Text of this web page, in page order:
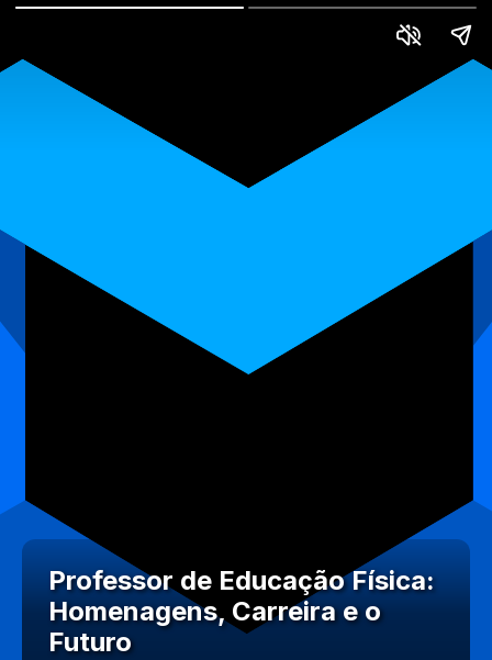
Professor de Educação Física:
Homenagens, Carreira e o
Futuro